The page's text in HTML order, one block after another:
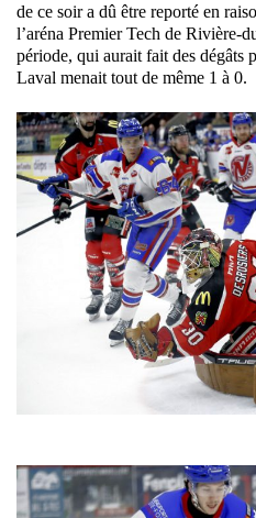
de ce soir a dû être reporté en
l’aréna Premier Tech de Rivière-
période, qui aurait fait des dégâts
Laval menait tout de même 1 à 0.